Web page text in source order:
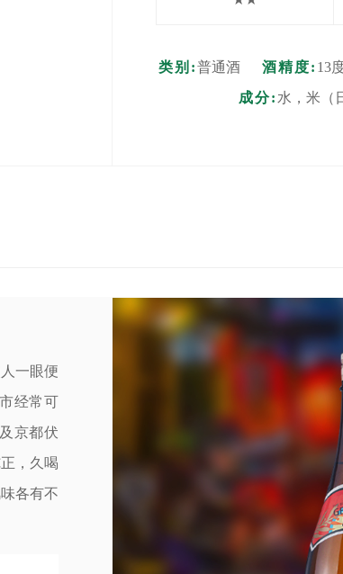
类别:普通酒 酒精度: 13
成分: 水，米（
一眼便
经常可
京都伏
，久喝
各有不